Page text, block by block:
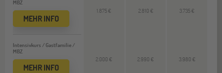
MBZ
MEHR INFO
Intensivkurs / Gastfamilie /
MBZ
MEHR INFO
1.875 € 2.810 € 3.735 €
2.000 € 2.990 € 3.980 €